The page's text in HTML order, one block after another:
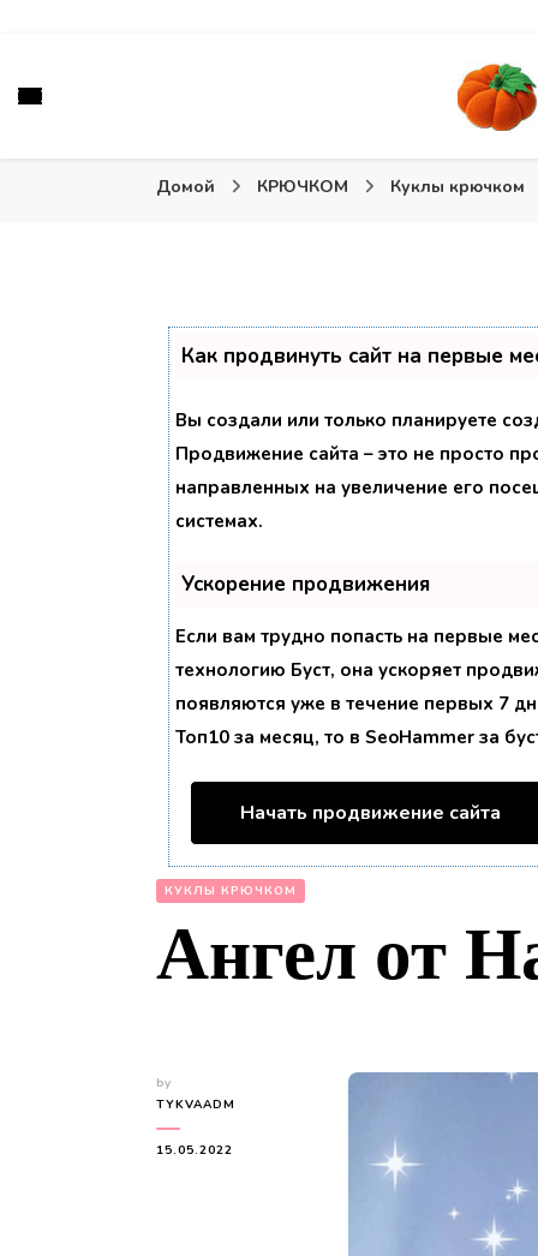
Тыква: Вяжем игрушки
Домой КРЮЧКОМ Куклы крючком
Как продвинуть сайт на первые
Вы создали или только планируете
Продвижение сайта – это не просто
направленных на увеличение его
системах.
Ускорение продвижения
Если вам трудно попасть на первые
технологию Буст, она ускоряет
появляются уже в течение первых 7
Топ10 за месяц, то в SeoHammer за
Начать продвижение сайта
КУКЛЫ КРЮЧКОМ
Ангел от
by
TYKVAADM
15.05.2022